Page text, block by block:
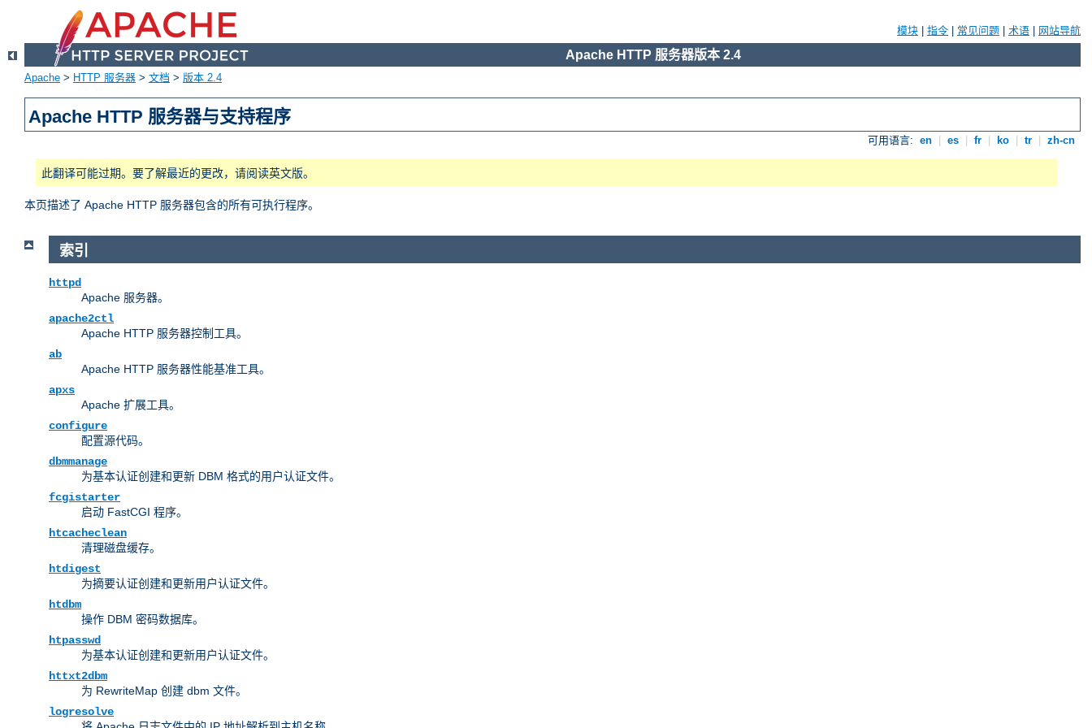
模块 指令 常见问题 术语 网站导航
Apache HTTP 服务器版本 2.4
Apache > HTTP 服务器 > 文档 > 版本 2.4
Apache HTTP 服务器与支持程序
可用语言: en es fr ko tr zh-cn
此翻译可能过期。要了解最近的更改，请阅读英文版。
本页描述了 Apache HTTP 服务器包含的所有可执行程序。
索引
httpd
Apache 服务器。
apache2ctl
Apache HTTP 服务器控制工具。
ab
Apache HTTP 服务器性能基准工具。
apxs
Apache 扩展工具。
configure
配置源代码。
dbmmanage
为基本认证创建和更新 DBM 格式的用户认证文件。
fcgistarter
启动 FastCGI 程序。
htcacheclean
清理磁盘缓存。
htdigest
为摘要认证创建和更新用户认证文件。
htdbm
操作 DBM 密码数据库。
htpasswd
为基本认证创建和更新用户认证文件。
httxt2dbm
为 RewriteMap 创建 dbm 文件。
logresolve